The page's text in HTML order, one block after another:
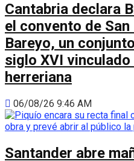
Cantabria declara
el convento de
Bareyo, un
siglo XVI
herreriana
06/08/26 9:46 AM
Santander abre